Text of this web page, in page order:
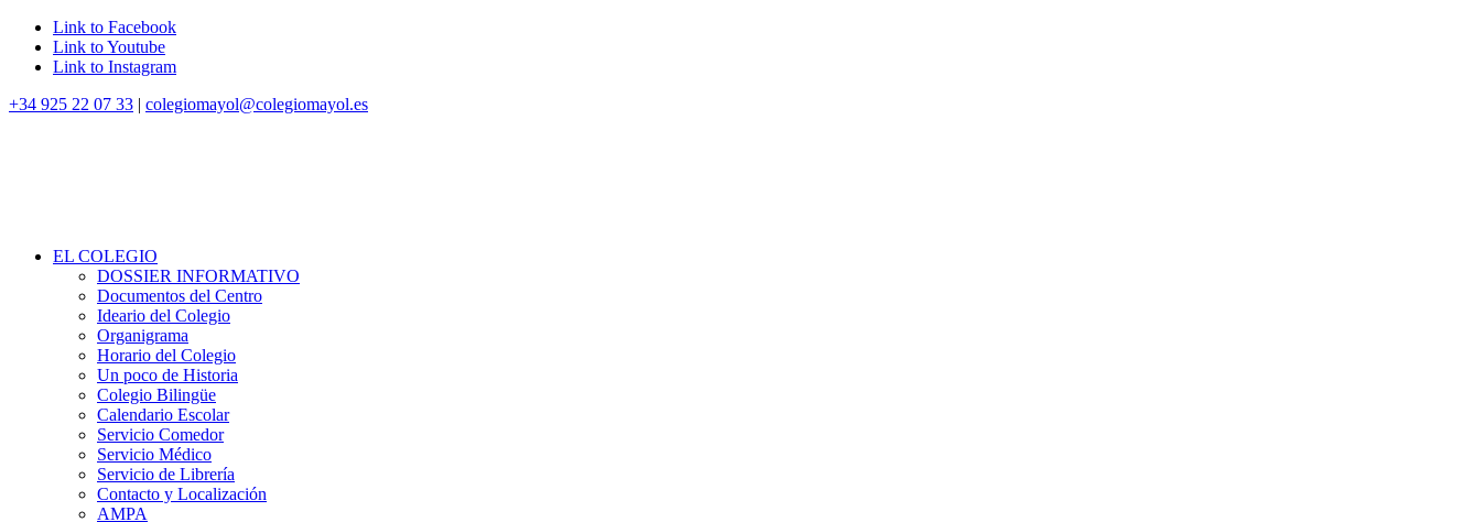
Link to Facebook
Link to Youtube
Link to Instagram
+34 925 22 07 33 | colegiomayol@colegiomayol.es
EL COLEGIO
DOSSIER INFORMATIVO
Documentos del Centro
Ideario del Colegio
Organigrama
Horario del Colegio
Un poco de Historia
Colegio Bilingüe
Calendario Escolar
Servicio Comedor
Servicio Médico
Servicio de Librería
Contacto y Localización
AMPA